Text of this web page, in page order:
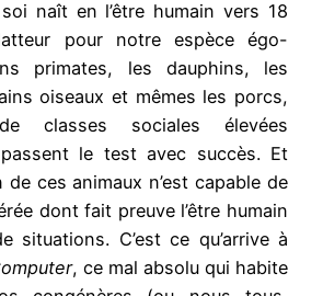
naît en l’être humain vers 18
pour notre espèce égo-
primates, les dauphins, les
oiseaux et mêmes les porcs,
classes sociales élevées
le test avec succès. Et
ces animaux n’est capable de
dont fait preuve l’être humain
situations. C’est ce qu’arrive à
, ce mal absolu qui habite